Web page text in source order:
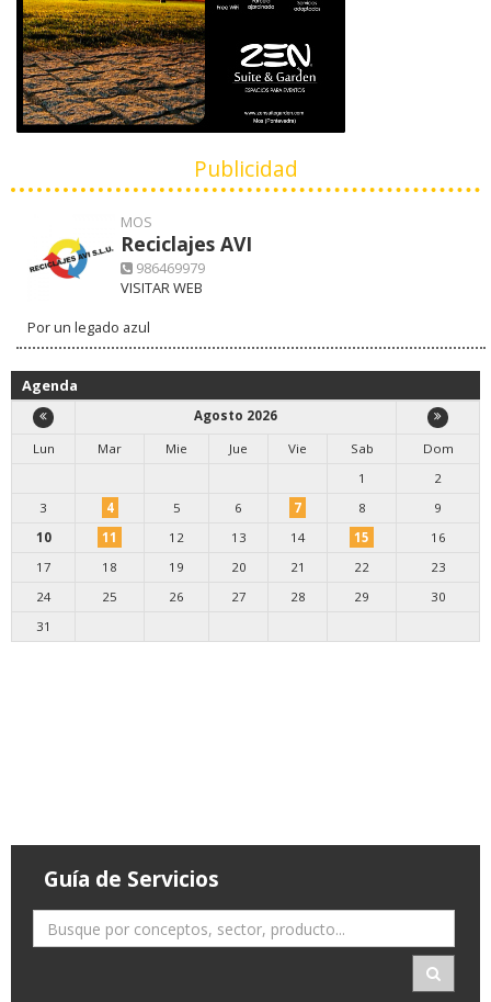
Publicidad
MOS
Reciclajes AVI
986469979
VISITAR WEB
Por un legado azul
Agenda
Agosto 2026
Lun
Mar Mie Jue Vie Sab
Dom
1
2
3
4 5 6 7 8
9
10
11 12 13 14 15
16
17
18 19 20 21 22
23
24
25 26 27 28 29
30
31
Guía de Servicios